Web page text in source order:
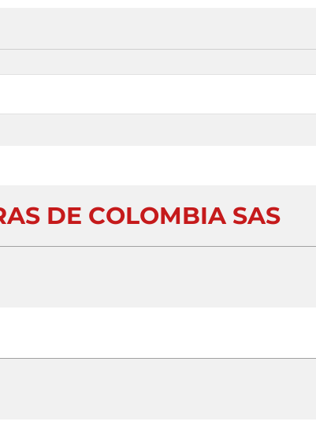
DE COLOMBIA SAS